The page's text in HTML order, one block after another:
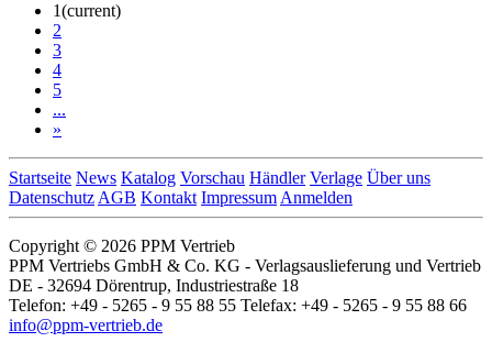
1(current)
2
3
4
5
...
»
Startseite News Katalog Vorschau Händler Verlage Über uns
Datenschutz AGB Kontakt Impressum Anmelden
Copyright © 2026 PPM Vertrieb
PPM Vertriebs GmbH & Co. KG - Verlagsauslieferung und Vertrieb
DE - 32694 Dörentrup, Industriestraße 18
Telefon: +49 - 5265 - 9 55 88 55 Telefax: +49 - 5265 - 9 55 88 66
info@ppm-vertrieb.de